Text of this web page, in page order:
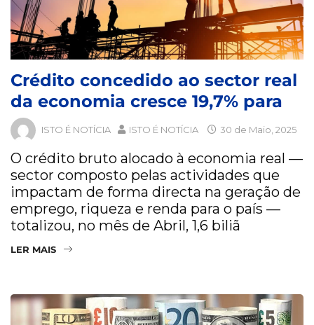
Crédito concedido ao sector real
da economia cresce 19,7% para
ISTO É NOTÍCIA ISTO É NOTÍCIA 30 de Maio, 2025
O crédito bruto alocado à economia real —
sector composto pelas actividades que
impactam de forma directa na geração de
emprego, riqueza e renda para o país —
totalizou, no mês de Abril, 1,6 biliã
LER MAIS